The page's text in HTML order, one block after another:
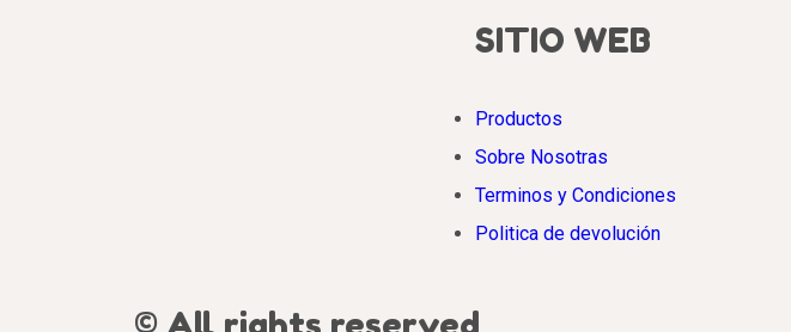
SITIO WEB
Productos
Sobre Nosotras
Terminos y Condiciones
Politica de devolución